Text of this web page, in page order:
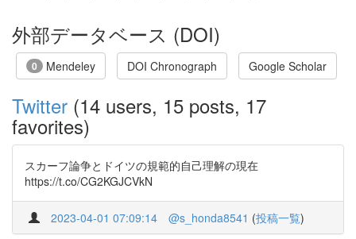
外部データベース (DOI)
0 Mendeley DOI Chronograph Google Scholar
Twitter (14 users, 15 posts, 17
favorites)
スカーフ論争とドイツの規範的自己理解の現在
https://t.co/CG2KGJCVkN
2023-04-01 07:09:14 @s_honda8541 (投稿一覧)